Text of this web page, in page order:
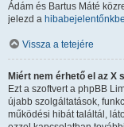
Ádám és Bartus Máté
jelezd a
Vissza a tetejére
Miért nem érhető el az X
Ezt a szoftvert a phpBB
újabb szolgáltatások,
működési hibát találtál,